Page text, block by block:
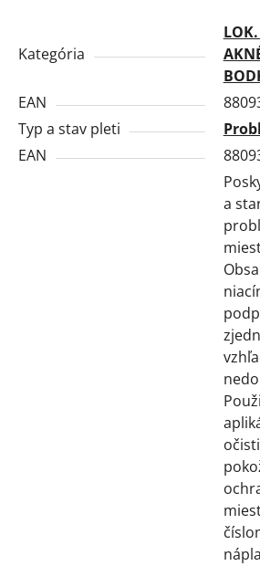
Kategória
EAN
Typ a stav pleti
EAN
a